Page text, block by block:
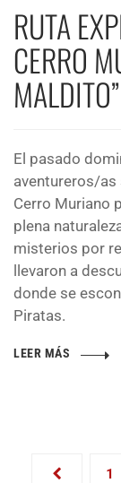
RUTA
CERRO
MALDITO”
El pasado
aventureros/as
Cerro Muriano
plena
misterios por
llevaron a
donde se
Piratas.
LEER MÁS
1